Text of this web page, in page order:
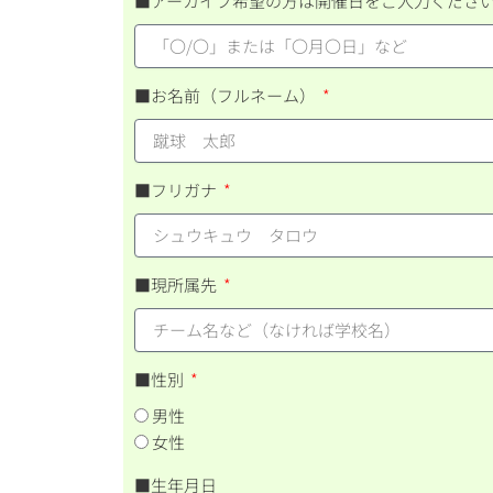
■お名前（フルネーム）
■フリガナ
■現所属先
■性別
男性
女性
■生年月日